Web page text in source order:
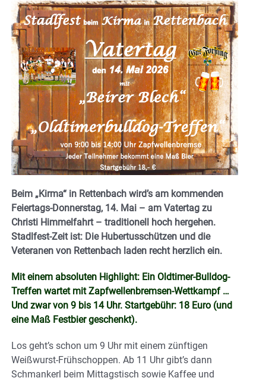
Beim „Kirma“ in Rettenbach wird’s am kommenden
Feiertags-Donnerstag, 14. Mai – am Vatertag zu
Christi Himmelfahrt – traditionell hoch hergehen.
Stadlfest-Zeit ist: Die Hubertusschützen und die
Veteranen von Rettenbach laden recht herzlich ein.
Mit einem absoluten Highlight: Ein Oldtimer-Bulldog-
Treffen wartet mit Zapfwellenbremsen-Wettkampf …
Und zwar von 9 bis 14 Uhr. Startgebühr: 18 Euro (und
eine Maß Festbier geschenkt).
Los geht’s schon um 9 Uhr mit einem zünftigen
Weißwurst-Frühschoppen. Ab 11 Uhr gibt’s dann
Schmankerl beim Mittagstisch sowie Kaffee und